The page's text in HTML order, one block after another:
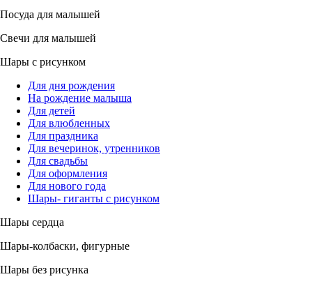
Посуда для малышей
Свечи для малышей
Шары с рисунком
Для дня рождения
На рождение малыша
Для детей
Для влюбленных
Для праздника
Для вечеринок, утренников
Для свадьбы
Для оформления
Для нового года
Шары- гиганты с рисунком
Шары сердца
Шары-колбаски, фигурные
Шары без рисунка